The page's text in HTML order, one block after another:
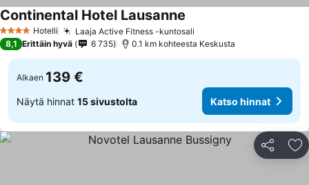
4 Tähtiluokitus
Hotelli Laaja Active Fitness -kuntosali
Continental Hotel Lausanne
8,1 Erittäin hyvä 6 735 0.1 km kohteesta Keskusta
Alkaen 139 €
Näytä hinnat 15 sivustolta Katso hinnat
Jaa